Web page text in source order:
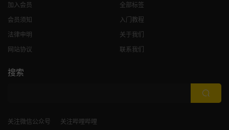
加入会员
会员须知
法律申明
网站协议
全部标签
入门教程
关于我们
联系我们
搜索
关注微信公众号 关注哔哩哔哩